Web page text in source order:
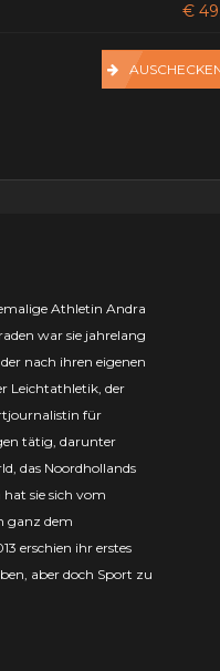
€
Athletin Andra
war sie jahrelang
nach ihren eigenen
Leichtathletik, der
für
tätig, darunter
das Noordhollands
sie sich vom
ganz dem
erschien ihr erstes
aber doch Sport zu